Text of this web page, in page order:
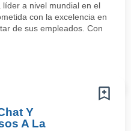
a nivel mundial en el
con la excelencia en
de sus empleados. Con
Y
A La